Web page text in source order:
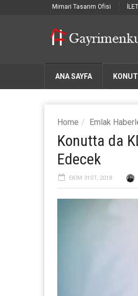
Mimari Tasarım Ofisi
ANA SAYFA
Home Emlak
Konutta da
Edecek
EKIM 31ST, 2018